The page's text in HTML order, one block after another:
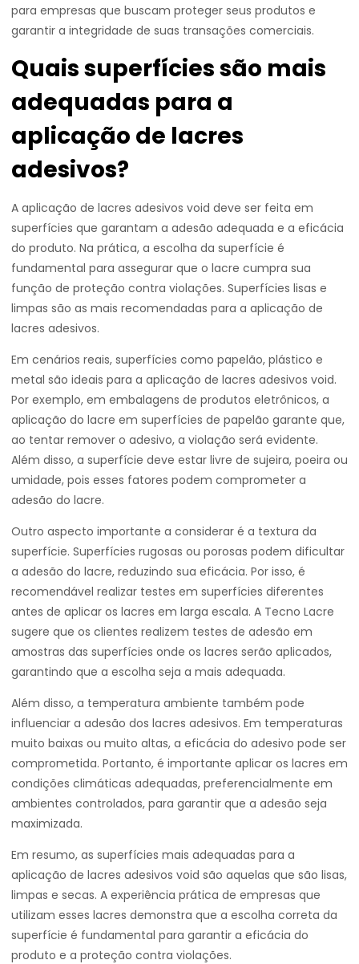
para empresas que buscam proteger seus produtos e
garantir a integridade de suas transações comerciais.
Quais superfícies são mais
adequadas para a
aplicação de lacres
adesivos?
A aplicação de lacres adesivos void deve ser feita em
superfícies que garantam a adesão adequada e a eficácia
do produto. Na prática, a escolha da superfície é
fundamental para assegurar que o lacre cumpra sua
função de proteção contra violações. Superfícies lisas e
limpas são as mais recomendadas para a aplicação de
lacres adesivos.
Em cenários reais, superfícies como papelão, plástico e
metal são ideais para a aplicação de lacres adesivos void.
Por exemplo, em embalagens de produtos eletrônicos, a
aplicação do lacre em superfícies de papelão garante que,
ao tentar remover o adesivo, a violação será evidente.
Além disso, a superfície deve estar livre de sujeira, poeira ou
umidade, pois esses fatores podem comprometer a
adesão do lacre.
Outro aspecto importante a considerar é a textura da
superfície. Superfícies rugosas ou porosas podem dificultar
a adesão do lacre, reduzindo sua eficácia. Por isso, é
recomendável realizar testes em superfícies diferentes
antes de aplicar os lacres em larga escala. A Tecno Lacre
sugere que os clientes realizem testes de adesão em
amostras das superfícies onde os lacres serão aplicados,
garantindo que a escolha seja a mais adequada.
Além disso, a temperatura ambiente também pode
influenciar a adesão dos lacres adesivos. Em temperaturas
muito baixas ou muito altas, a eficácia do adesivo pode ser
comprometida. Portanto, é importante aplicar os lacres em
condições climáticas adequadas, preferencialmente em
ambientes controlados, para garantir que a adesão seja
maximizada.
Em resumo, as superfícies mais adequadas para a
aplicação de lacres adesivos void são aquelas que são lisas,
limpas e secas. A experiência prática de empresas que
utilizam esses lacres demonstra que a escolha correta da
superfície é fundamental para garantir a eficácia do
produto e a proteção contra violações.